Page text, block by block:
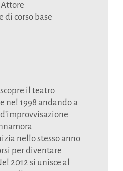
Attore
di corso base
il teatro
nel 1998 andando a
nello stesso anno
per diventare
2012 si unisce al